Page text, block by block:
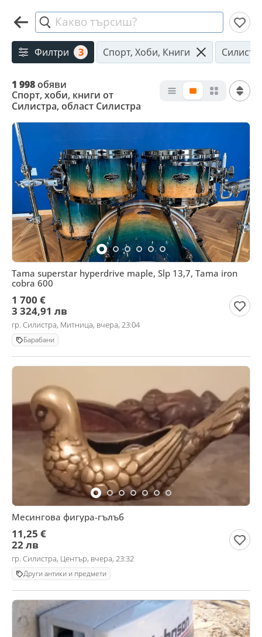
Какво търсиш?
Филтри 3 Спорт, Хоби, Книги
1 998обяви
Спорт, хоби, книги от
Силистра, област Силистра
Tama superstar hyperdrive maple, Slp 13,7, Tama iron
cobra 600
1 700 €
3 324,91 лв
гр. Силистра, Митница, вчера, 23:04
Барабани
Месингова фигура-гълъб
11,25 €
22 лв
гр. Силистра, Център, вчера, 23:32
Други антики и предмети